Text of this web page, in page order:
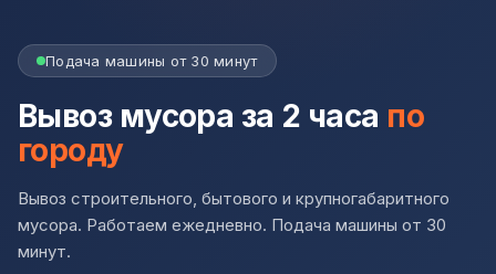
Подача машины от 30 минут
Вывоз мусора за 2 часа по
городу
Вывоз строительного, бытового и крупногабаритного
мусора. Работаем ежедневно. Подача машины от 30
минут.